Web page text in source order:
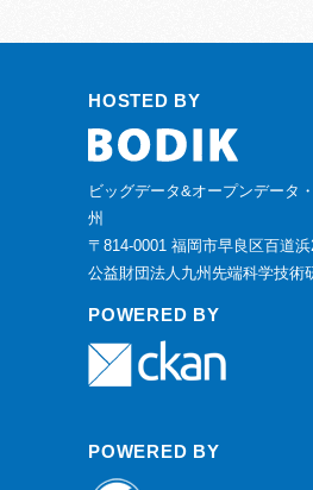
HOSTED BY
ビッグデータ&オープンデータ
州
〒814-0001 福岡市早良区百道
公益財団法人九州先端科学技術
POWERED BY
POWERED BY